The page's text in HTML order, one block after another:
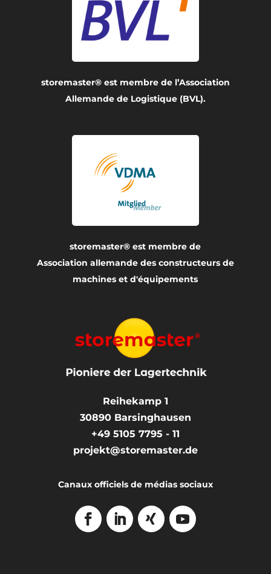
storemaster® est membre de l’Association
Allemande de Logistique (BVL).
storemaster® est membre de
Association allemande des constructeurs de
machines et d'équipements
Reihekamp 1
30890 Barsinghausen
+49 5105 7795 - 11
projekt@storemaster.de
Canaux officiels de médias sociaux